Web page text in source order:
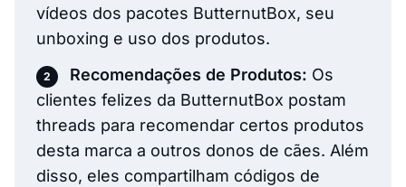
vídeos dos pacotes ButternutBox, seu
unboxing e uso dos produtos.
Recomendações de Produtos: Os
clientes felizes da ButternutBox postam
threads para recomendar certos produtos
desta marca a outros donos de cães. Além
disso, eles compartilham códigos de